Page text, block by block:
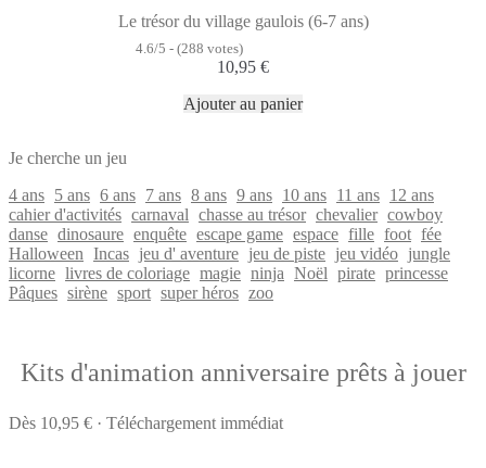
Le trésor du village gaulois (6-7 ans)
4.6/5 - (288 votes)
10,95 €
Ajouter au panier
Je cherche un jeu
4 ans 5 ans 6 ans 7 ans 8 ans 9 ans 10 ans 11 ans 12 ans
cahier d'activités carnaval chasse au trésor chevalier cowboy
danse dinosaure enquête escape game espace fille foot fée
Halloween Incas jeu d' aventure jeu de piste jeu vidéo jungle
licorne livres de coloriage magie ninja Noël pirate princesse
Pâques sirène sport super héros zoo
Kits d'animation anniversaire prêts à jouer
Dès 10,95 € · Téléchargement immédiat